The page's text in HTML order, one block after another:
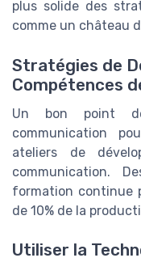
plus solide des
comme un château
Stratégies de
Compétences
Un bon point
communication
ateliers de
communication.
formation continue
de 10% de la
Utiliser la